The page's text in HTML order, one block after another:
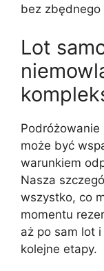
bez zbędnego
Lot
może być
warunkiem
Nasza
wszystko, co
momentu
aż po sam lot
kolejne etapy.